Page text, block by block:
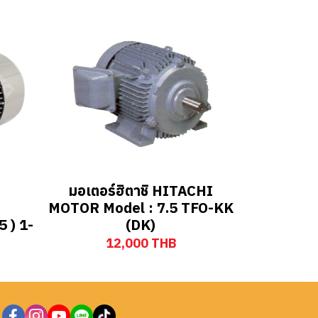
) 1-
มอเตอร์ฮิตาชิ HITACHI
MOTOR Model : 7.5 TFO-KK
(DK)
12,000 THB